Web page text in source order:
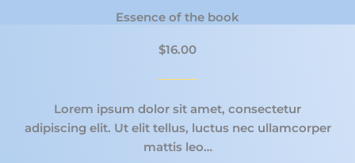
Essence of the book
$16.00
Lorem ipsum dolor sit amet, consectetur
adipiscing elit. Ut elit tellus, luctus nec ullamcorper
mattis leo…